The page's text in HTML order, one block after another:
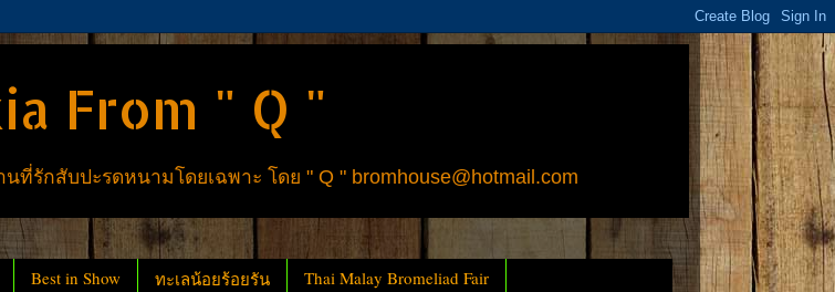
From " Q "
รักสับปะรดหนามโดยเฉพาะ โดย " Q " bromhouse@hotmail.com
Best in Show ทะเลน้อยร้อยรัน Thai Malay Bromeliad Fair